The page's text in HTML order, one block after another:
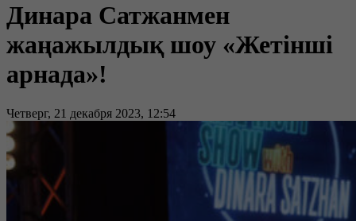
Динара Сатжанмен
жаңажылдық шоу «Жетінші
арнада»!
Четверг, 21 декабря 2023, 12:54